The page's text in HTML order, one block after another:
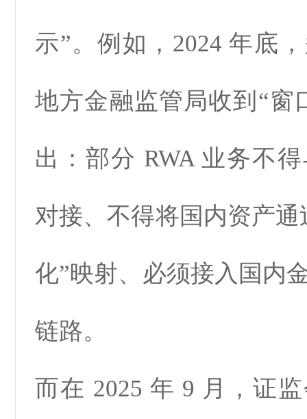
示”。例如，2024 年底
地方金融监管局收到“窗
出：部分 RWA 业务不
对接、不得将国内资产
化”映射、必须接入国内
链路。
而在 2025 年 9 月，证